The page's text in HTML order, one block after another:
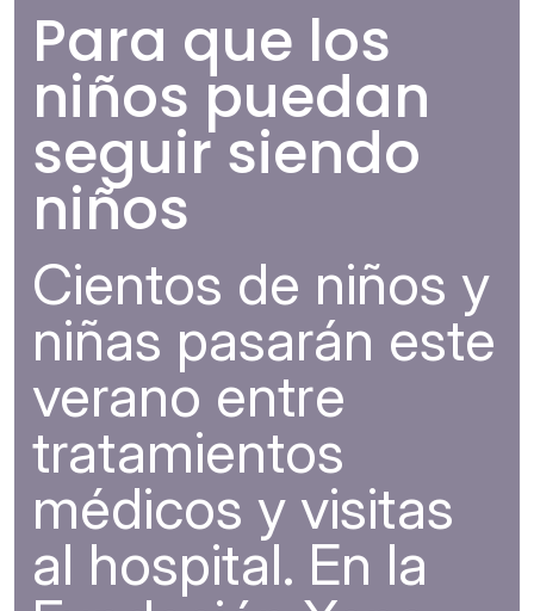
Para que los
niños puedan
seguir siendo
niños
Cientos de niños y
niñas pasarán este
verano entre
tratamientos
médicos y visitas
al hospital. En la